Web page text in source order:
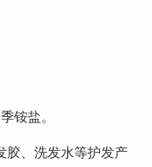
铵盐。
胶、洗发水等护发产